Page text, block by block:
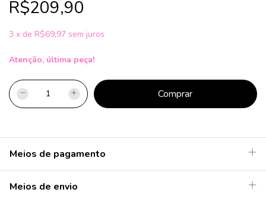
R$209,90
3 x de R$69,97 sem juros
Atenção, última peça!
Meios de pagamento
Meios de envio